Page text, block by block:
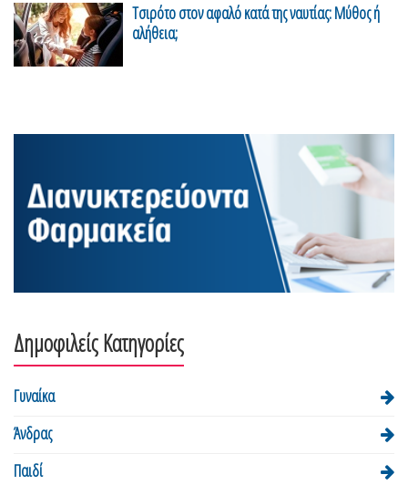
Τσιρότο στον αφαλό κατά της ναυτίας: Μύθος ή
αλήθεια;
Δημοφιλείς Κατηγορίες
Γυναίκα
Άνδρας
Παιδί